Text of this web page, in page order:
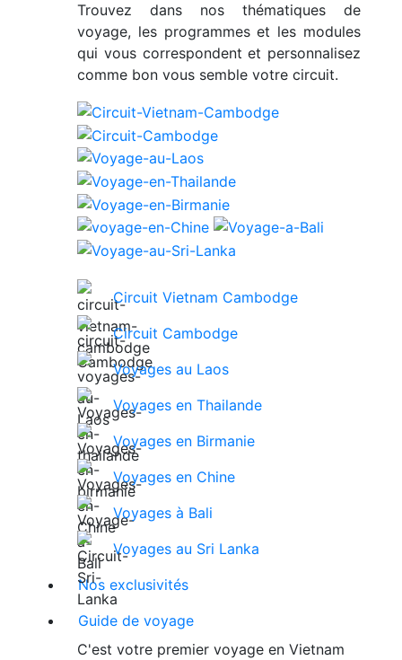
Trouvez dans nos thématiques de
voyage, les programmes et les modules
qui vous correspondent et personnalisez
comme bon vous semble votre circuit.
Circuit Vietnam Cambodge
Circuit Cambodge
Voyages au Laos
Voyages en Thailande
Voyages en Birmanie
Voyages en Chine
Voyages à Bali
Voyages au Sri Lanka
Nos exclusivités
Guide de voyage
C'est votre premier voyage en Vietnam